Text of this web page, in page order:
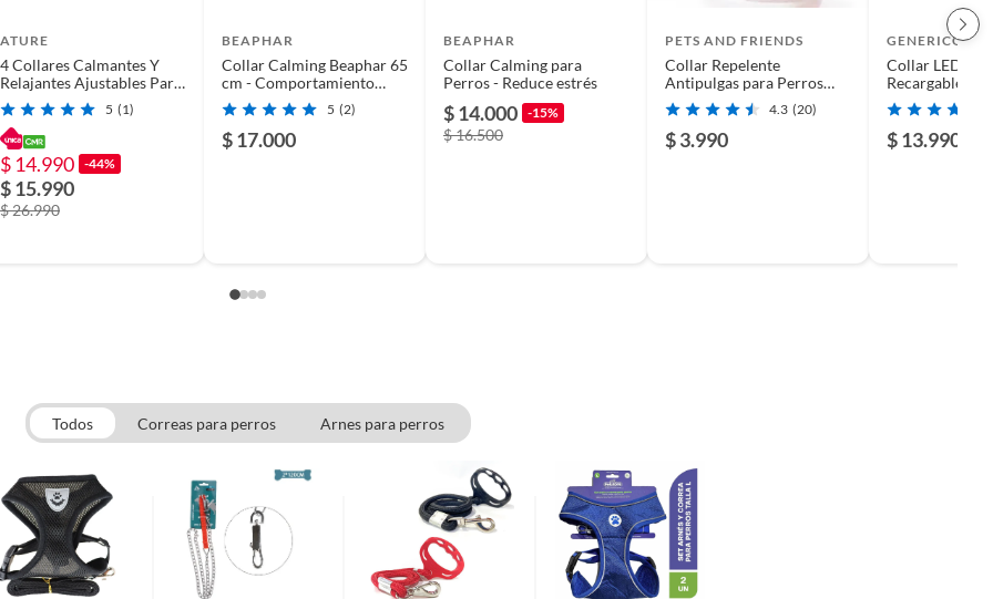
ATURE
4 Collares Calmantes Y
Relajantes Ajustables Para
Mascotas
5 (1)
$ 14.990 -44%
$ 15.990
$ 26.990
BEAPHAR
Collar Calming Beaphar 65
cm - Comportamiento
Perros
5 (2)
$ 17.000
BEAPHAR
Collar Calming para
Perros - Reduce estrés
$ 14.000 -15%
$ 16.500
PETS AND FRIENDS
Collar Repelente
Antipulgas para Perros
Pets&friends
4.3 (20)
$ 3.990
GENERICO
Collar LED
Recargable 51
- Azul
$ 13.990
Todos Correas para perros Arnes para perros